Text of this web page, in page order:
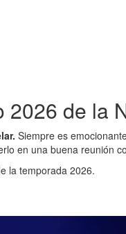
2026 de la
Siempre es
en una buena reunión
la temporada 2026.